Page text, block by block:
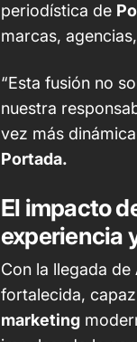
periodística de
marcas,
“Esta fusión no
nuestra
vez más
Portada.
El impacto
experiencia
Con la llegada de
fortalecida,
marketing